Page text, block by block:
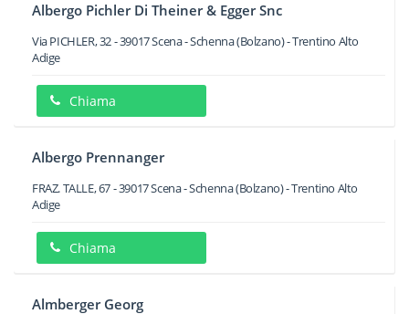
Albergo Pichler Di Theiner & Egger Snc
Via PICHLER, 32-39017Scena - Schenna(Bolzano) -Trentino Alto
Adige
Chiama
Albergo Prennanger
FRAZ. TALLE, 67-39017Scena - Schenna(Bolzano) -Trentino Alto
Adige
Chiama
Almberger Georg